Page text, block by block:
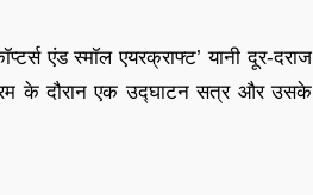
एंड स्‍मॉल एयरक्राफ्ट’ यानी दूर-दराज
के दौरान एक उद्घाटन सत्र और उसके